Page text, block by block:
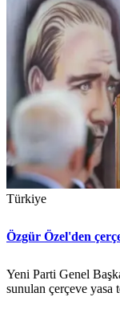
Türkiye
Özgür Özel'den
Yeni Parti Genel
sunulan çerçeve yasa